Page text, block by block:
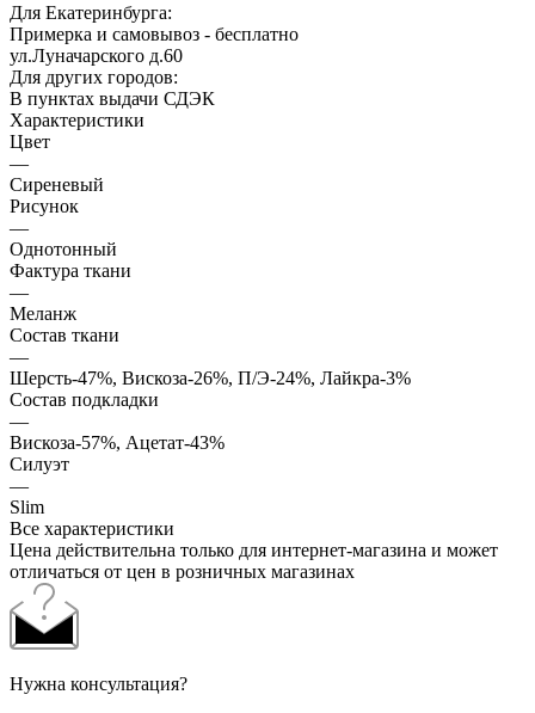
Для Екатеринбурга:
Примерка и самовывоз - бесплатно
ул.Луначарского д.60
Для других городов:
В пунктах выдачи СДЭК
Характеристики
Цвет
—
Сиреневый
Рисунок
—
Однотонный
Фактура ткани
—
Меланж
Состав ткани
—
Шерсть-47%, Вискоза-26%, П/Э-24%, Лайкра-3%
Состав подкладки
—
Вискоза-57%, Ацетат-43%
Силуэт
—
Slim
Все характеристики
Цена действительна только для интернет-магазина и может
отличаться от цен в розничных магазинах
Нужна консультация?